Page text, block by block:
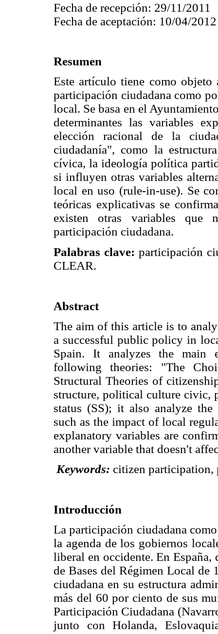
Fecha de recepción: 29/11/2011
Fecha de aceptación: 10/04/2012
Resumen
Este artículo tiene como objeto
participación ciudadana como
local. Se basa en el
determinantes las variables
elección racional de la
ciudadanía", como la
cívica, la ideología política
si influyen otras variables
local en uso (rule-in-use). Se
teóricas explicativas se
existen otras variables
participación ciudadana.
Palabras clave: participación
CLEAR.
Abstract
The aim of this article is to
a successful public policy in
Spain. It analyzes the main
following theories: "The
Structural Theories of
structure, political culture civic,
status (SS); it also analyze
such as the impact of local
explanatory variables are
another variable that doesn't
Keywords: citizen
Introducción
La participación ciudadana
la agenda de los gobiernos
liberal en occidente. En
de Bases del Régimen Local de
ciudadana en su estructura
más del 60 por ciento de sus
Participación Ciudadana
junto con Holanda,